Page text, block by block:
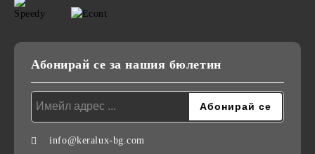
Абонирай се за нашия бюлетин
info@keralux-bg.com